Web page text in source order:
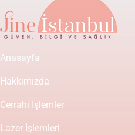
Anasayfa
Hakkımızda
Cerrahi İşlemler
Lazer İşlemleri